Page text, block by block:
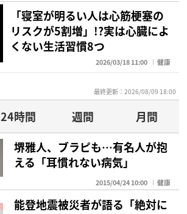
「寝室が明るい人は心筋梗塞の
リスクが5割増」!?実は心臓によ
くない生活習慣8つ
2026/03/18 11:00 健康
最終更新：2026/08/09 18:00
24時間 週間
月間
堺雅人、ブラピも…有名人が抱
える「耳慣れない病気」
2015/04/24 10:00 健康
能登地震被災者が語る「絶対に